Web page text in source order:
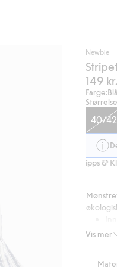
Newbie
149 kr.
Farge:
40/42
Enkel betaling med Vipps &
Vis mer
Vi